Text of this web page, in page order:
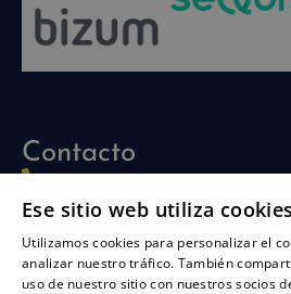
Contacto
622 708 694 (solo
Ese sitio web utiliza cookies
Utilizamos cookies para personalizar el
analizar nuestro tráfico. También
uso de nuestro sitio con nuestros socios